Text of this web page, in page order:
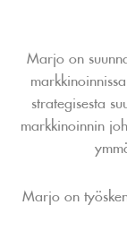
Marjo on
strategisesta
markkinoinnin
Marjo on